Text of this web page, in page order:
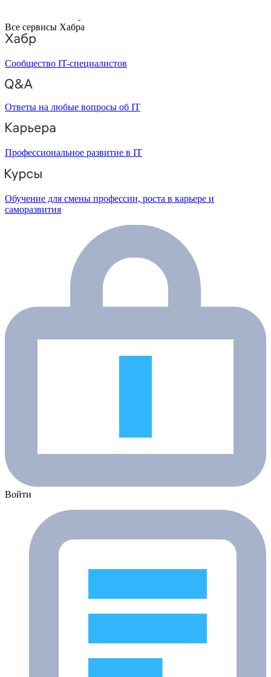
Все сервисы Хабра
Сообщество IT-специалистов
Ответы на любые вопросы об IT
Профессиональное развитие в IT
Обучение для смены профессии, роста в карьере и
саморазвития
Войти